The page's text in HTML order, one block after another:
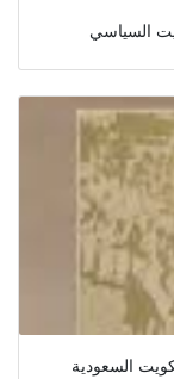
السعودية